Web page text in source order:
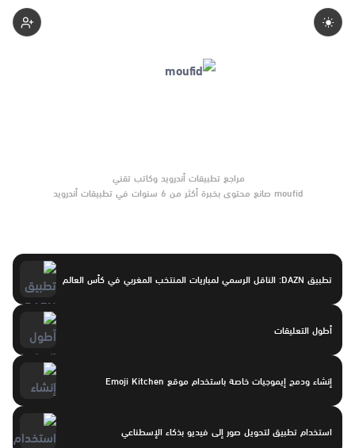
moufid صانع محتوى بخبرة أكثر من 6 سنوات في تطبيقات أندرويد
تطبيق DAZN: الناقل الرسمي لمباريات المنتخب المغربي في كأس العالم
أطول التعليقات
إنشاء ودمج إيموجيات خاصة باستخدام موقع Emoji Kitchen
استخدام تطبيق لتحويل صور إلى فيديو بذكاء الإسطناعي